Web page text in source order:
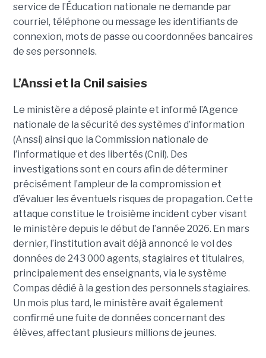
service de l’Éducation nationale ne demande par
courriel, téléphone ou message les identifiants de
connexion, mots de passe ou coordonnées bancaires
de ses personnels.
L’Anssi et la Cnil saisies
Le ministère a déposé plainte et informé l’Agence
nationale de la sécurité des systèmes d’information
(Anssi) ainsi que la Commission nationale de
l’informatique et des libertés (Cnil). Des
investigations sont en cours afin de déterminer
précisément l’ampleur de la compromission et
d’évaluer les éventuels risques de propagation. Cette
attaque constitue le troisième incident cyber visant
le ministère depuis le début de l’année 2026. En mars
dernier, l’institution avait déjà annoncé le vol des
données de 243 000 agents, stagiaires et titulaires,
principalement des enseignants, via le système
Compas dédié à la gestion des personnels stagiaires.
Un mois plus tard, le ministère avait également
confirmé une fuite de données concernant des
élèves, affectant plusieurs millions de jeunes.